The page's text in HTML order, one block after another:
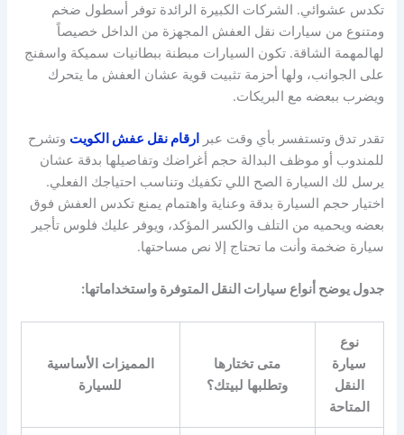
تكدس عشوائي. الشركات الكبيرة الرائدة توفر أسطول ضخم
ومتنوع من سيارات نقل العفش المجهزة من الداخل خصيصاً
لهالمهمة الشاقة. تكون السيارات مبطنة ببطانيات سميكة واسفنج
على الجوانب، ولها أحزمة تثبيت قوية عشان العفش ما يتحرك
ويضرب ببعضه مع البريكات.
تقدر تدق وتستفسر بأي وقت عبر ارقام نقل عفش الكويت وتشرح
للمندوب أو موظف البدالة حجم أغراضك وتفاصيلها بدقة عشان
يرسل لك السيارة الصح اللي تكفيك وتناسب احتياجك الفعلي.
اختيار حجم السيارة بدقة وعناية واهتمام يمنع تكدس العفش فوق
بعضه ويحميه من التلف والكسر المؤكد، ويوفر عليك فلوس تأجير
سيارة ضخمة وأنت ما تحتاج إلا نص مساحتها.
جدول يوضح أنواع سيارات النقل المتوفرة واستخداماتها:
نوع
سيارة
النقل
المتاحة
متى تختارها
وتطلبها لبيتك؟
المميزات الأساسية
للسيارة